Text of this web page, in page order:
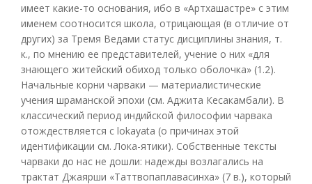
имеет какие-то основания, ибо в «Артхашастре» с этим
именем соотносится школа, отрицающая (в отличие от
других) за Тремя Ведами статус дисциплины знания, т.
к., по мнению ее представителей, учение о них «для
знающего житейский обиход только оболочка» (1.2).
Начальные корни чарваки — материалистические
учения шраманской эпохи (см. Аджита Кесакамбали). В
классический период индийской философии чарвака
отождествляется с lokayata (о причинах этой
идентификации см. Лока-ятики). Собственные тексты
чарваки до нас не дошли: надежды возлагались на
трактат Джаярши «Таттвопаплавасинха» (7 в.), который